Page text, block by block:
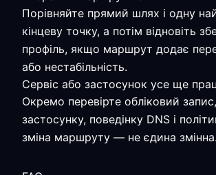
Порівняйте прямий шлях і одну
кінцеву точку, а потім відновіть
профіль, якщо маршрут додає
або нестабільність.
Сервіс або застосунок усе ще
Окремо перевірте обліковий
застосунку, поведінку DNS і
зміна маршруту — не єдина змінна.